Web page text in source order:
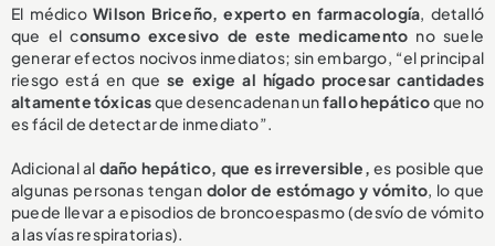
El médicoWilson Briceño, experto en farmacología, detalló
que el consumo excesivo de este medicamento no suele
generar efectos nocivos inmediatos; sin embargo, “el principal
riesgo está en quese exige al hígado procesar cantidades
altamente tóxicasque desencadenan unfallo hepáticoque no
es fácil de detectar de inmediato”.
Adicional al daño hepático, que es irreversible,es posible que
algunas personas tengan dolor de estómago y vómito, lo que
puede llevar a episodios de broncoespasmo (desvío de vómito
a las vías respiratorias).